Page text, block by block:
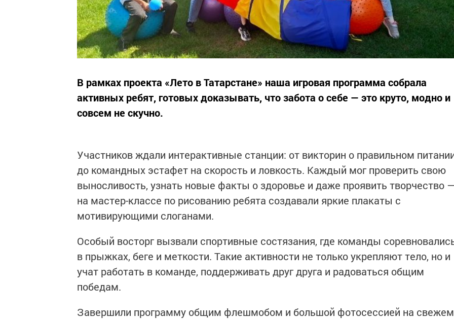
В рамках проекта «Лето в Татарстане» наша игровая программа собрала
активных ребят, готовых доказывать, что забота о себе — это круто, модно и
совсем не скучно.
Участников ждали интерактивные станции: от викторин о правильном
до командных эстафет на скорость и ловкость. Каждый мог проверить свою
выносливость, узнать новые факты о здоровье и даже проявить творчество
на мастер-классе по рисованию ребята создавали яркие плакаты с
мотивирующими слоганами.
Особый восторг вызвали спортивные состязания, где команды
в прыжках, беге и меткости. Такие активности не только укрепляют тело, но и
учат работать в команде, поддерживать друг друга и радоваться общим
победам.
Завершили программу общим флешмобом и большой фотосессией на свежем